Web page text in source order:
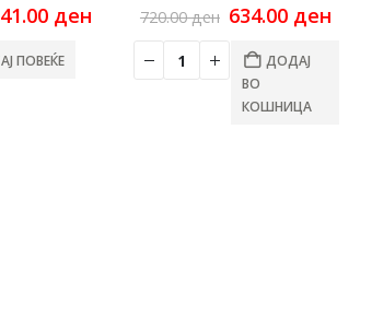
ден.
ден Current
price
541.00 ден.
ПОВЕЌЕ
720.00ден Original
was:
720.00 ден.
634.00 ден
ДОДАЈ
ВО
КОШНИЦА